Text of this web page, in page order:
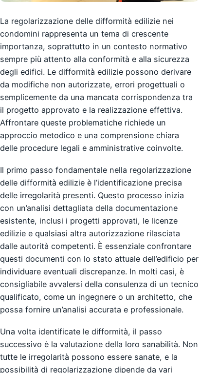
La regolarizzazione delle difformità edilizie nei
condomini rappresenta un tema di crescente
importanza, soprattutto in un contesto normativo
sempre più attento alla conformità e alla sicurezza
degli edifici. Le difformità edilizie possono derivare
da modifiche non autorizzate, errori progettuali o
semplicemente da una mancata corrispondenza tra
il progetto approvato e la realizzazione effettiva.
Affrontare queste problematiche richiede un
approccio metodico e una comprensione chiara
delle procedure legali e amministrative coinvolte.
Il primo passo fondamentale nella regolarizzazione
delle difformità edilizie è l’identificazione precisa
delle irregolarità presenti. Questo processo inizia
con un’analisi dettagliata della documentazione
esistente, inclusi i progetti approvati, le licenze
edilizie e qualsiasi altra autorizzazione rilasciata
dalle autorità competenti. È essenziale confrontare
questi documenti con lo stato attuale dell’edificio per
individuare eventuali discrepanze. In molti casi, è
consigliabile avvalersi della consulenza di un tecnico
qualificato, come un ingegnere o un architetto, che
possa fornire un’analisi accurata e professionale.
Una volta identificate le difformità, il passo
successivo è la valutazione della loro sanabilità. Non
tutte le irregolarità possono essere sanate, e la
possibilità di regolarizzazione dipende da vari